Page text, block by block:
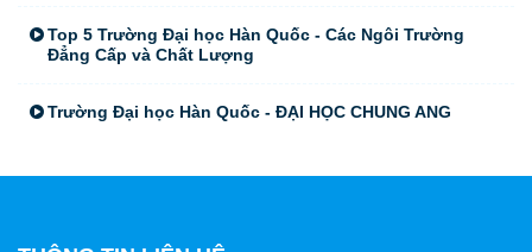
Top 5 Trường Đại học Hàn Quốc - Các Ngôi Trường
Đẳng Cấp và Chất Lượng
Trường Đại học Hàn Quốc - ĐẠI HỌC CHUNG ANG